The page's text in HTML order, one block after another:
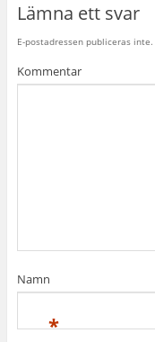
Lämna ett svar
E-postadressen publiceras inte.
Kommentar
Namn
*